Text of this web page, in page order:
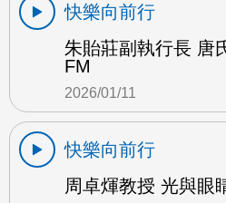
快樂向前行
朱貽莊副執行長 唐
FM
2026/01/11
快樂向前行
周卓煇教授 光與眼